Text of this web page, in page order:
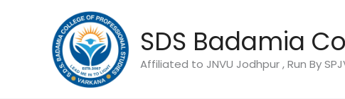
SDS Badamia
Affiliated to JNVU Jodhpur , Run By